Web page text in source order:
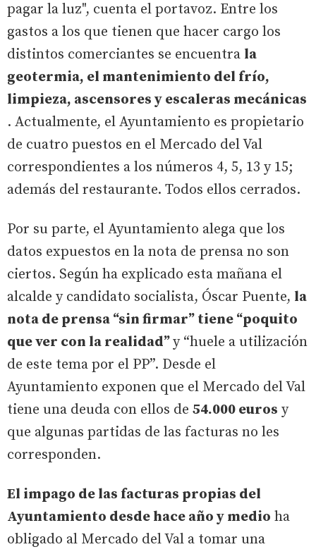
pagar la luz", cuenta el portavoz. Entre los
gastos a los que tienen que hacer cargo los
distintos comerciantes se encuentra la
geotermia, el mantenimiento del frío,
limpieza, ascensores y escaleras mecánicas
. Actualmente, el Ayuntamiento es propietario
de cuatro puestos en el Mercado del Val
correspondientes a los números 4, 5, 13 y 15;
además del restaurante. Todos ellos cerrados.
Por su parte, el Ayuntamiento alega que los
datos expuestos en la nota de prensa no son
ciertos. Según ha explicado esta mañana el
alcalde y candidato socialista, Óscar Puente, la
nota de prensa “sin firmar” tiene “poquito
que ver con la realidad”y “huele a utilización
de este tema por el PP”. Desde el
Ayuntamiento exponen que el Mercado del Val
tiene una deuda con ellos de 54.000 euros y
que algunas partidas de las facturas no les
corresponden.
El impago de las facturas propias del
Ayuntamiento desde hace año y medio ha
obligado al Mercado del Val a tomar una